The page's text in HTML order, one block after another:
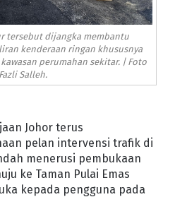
tersebut dijangka membantu
kenderaan ringan khususnya
perumahan sekitar. | Foto
Salleh.
Johor terus
pelan intervensi trafik di
menerusi pembukaan
ke Taman Pulai Emas
kepada pengguna pada